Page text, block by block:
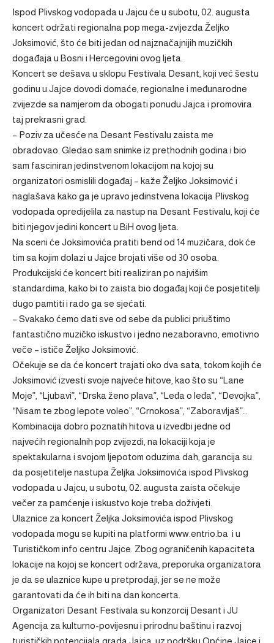
Ispod Plivskog vodopada u Jajcu će u subotu, 02. augusta
koncert održati regionalna pop mega-zvijezda Željko
Joksimović, što će biti jedan od najznačajnijih muzičkih
događaja u Bosni i Hercegovini ovog ljeta.
Koncert se dešava u sklopu Festivala Desant, koji već šestu
godinu u Jajce dovodi domaće, regionalne i međunarodne
zvijezde sa namjerom da obogati ponudu Jajca i promovira
taj prekrasni grad.
– Poziv za učesće na Desant Festivalu zaista me
obradovao. Gledao sam snimke iz prethodnih godina i bio
sam fasciniran jedinstvenom lokacijom na kojoj su
organizatori osmislili događaj – kaže Željko Joksimović i
naglašava kako ga je upravo jedinstvena lokacija Plivskog
vodopada opredijelila za nastup na Desant Festivalu, koji će
biti njegov jedini koncert u BiH ovog ljeta.
Na sceni će Joksimovića pratiti bend od 14 muzičara, dok će
tim sa kojim dolazi u Jajce brojati više od 30 osoba.
Produkcijski će koncert biti realiziran po najvišim
standardima, kako bi to zaista bio događaj koji će posjetitelji
dugo pamtiti i rado ga se sjećati.
– Svakako ćemo dati sve od sebe da publici priuštimo
fantastično muzičko iskustvo i jedno nezaboravno, emotivno
veče – ističe Željko Joksimović.
Očekuje se da će koncert trajati oko dva sata, tokom kojih će
Joksimović izvesti svoje najveće hitove, kao što su “Lane
Moje”, “Ljubavi”, “Drska ženo plava”, “Leđa o leđa”, “Devojka”,
“Nisam te zbog lepote voleo”, “Crnokosa”, “Zaboravljaš”…
Kombinacija dobro poznatih hitova u izvedbi jedne od
najvećih regionalnih pop zvijezdi, na lokaciji koja je
spektakularna i svojom ljepotom oduzima dah, garancija su
da posjetitelje nastupa Željka Joksimovića ispod Plivskog
vodopada u Jajcu, u subotu, 02. augusta zaista očekuje
večer za pamćenje i iskustvo koje treba doživjeti.
Ulaznice za koncert Željka Joksimovića ispod Plivskog
vodopada mogu se kupiti na platformi www.entrio.ba i u
Turističkom info centru Jajce. Zbog ograničenih kapaciteta
lokacije na kojoj se koncert održava, preporuka organizatora
je da se ulaznice kupe u pretprodaji, jer se ne može
garantovati da će ih biti na dan koncerta.
Organizatori Desant Festivala su konzorcij Desant i JU
Agencija za kulturno-povijesnu i prirodnu baštinu i razvoj
turističkih potencijala grada Jajca, uz podršku Općine Jajce i